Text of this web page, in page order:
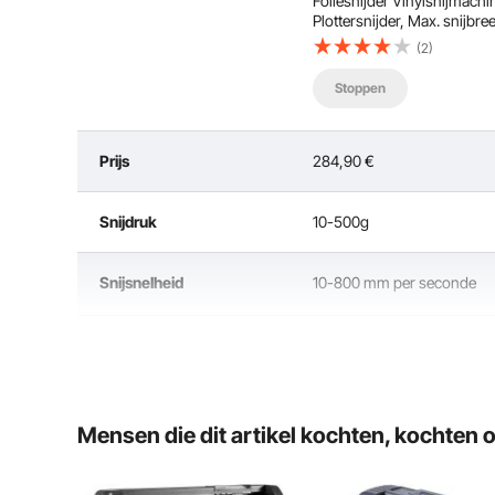
hoge efficiëntie
Met grote papierinvoer en grote
snijbreedte, hoge snij- en
Plottersnijder, Max.
mm, Snijdruk 500 g,
mm/s,
128K-2M, Signmaster
(2)
Stoppen
Prijs 284,90€
Snijdruk 10-500g
Snijsnelheid 10-800 mm per seconde
Mensen die dit artikel kochten, kochten